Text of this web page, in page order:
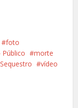
foto
morte
Sequestro vídeo